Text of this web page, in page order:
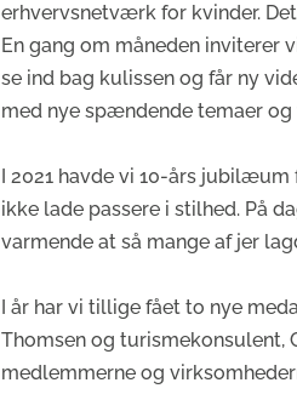
erhvervsnetværk for kvinder.
En gang om måneden inviterer
se ind bag kulissen og får ny
med nye spændende temaer og
I 2021 havde vi 10-års
ikke lade passere i stilhed. På
varmende at så mange af jer
I år har vi tillige fået to nye
Thomsen og turismekonsulent,
medlemmerne og